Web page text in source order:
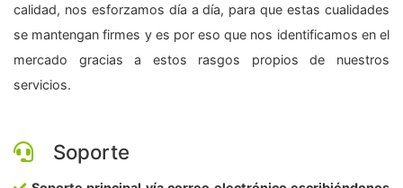
calidad, nos esforzamos día a día, para que estas cualidades
se mantengan firmes y es por eso que nos identificamos en el
mercado gracias a estos rasgos propios de nuestros
servicios.
Soporte